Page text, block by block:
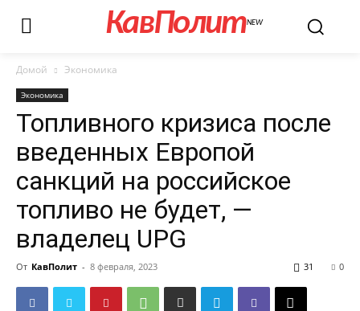
КавПолитNEW
Домой Экономика
Экономика
Топливного кризиса после
введенных Европой
санкций на российское
топливо не будет, —
владелец UPG
От КавПолит - 8 февраля, 2023 0
31